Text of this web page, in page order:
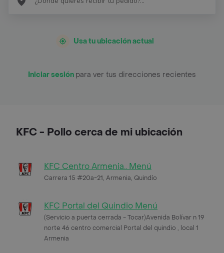
Usa tu ubicación actual
Iniciar sesión para ver tus direcciones recientes
KFC - Pollo cerca de mi ubicación
KFC Centro Armenia.. Menú
Carrera 15 #20a-21, Armenia, Quindío
KFC Portal del Quindio Menú
(Servicio a puerta cerrada - Tocar)Avenida Bolívar n 19
norte 46 centro comercial Portal del quindio , local 1
Armenia